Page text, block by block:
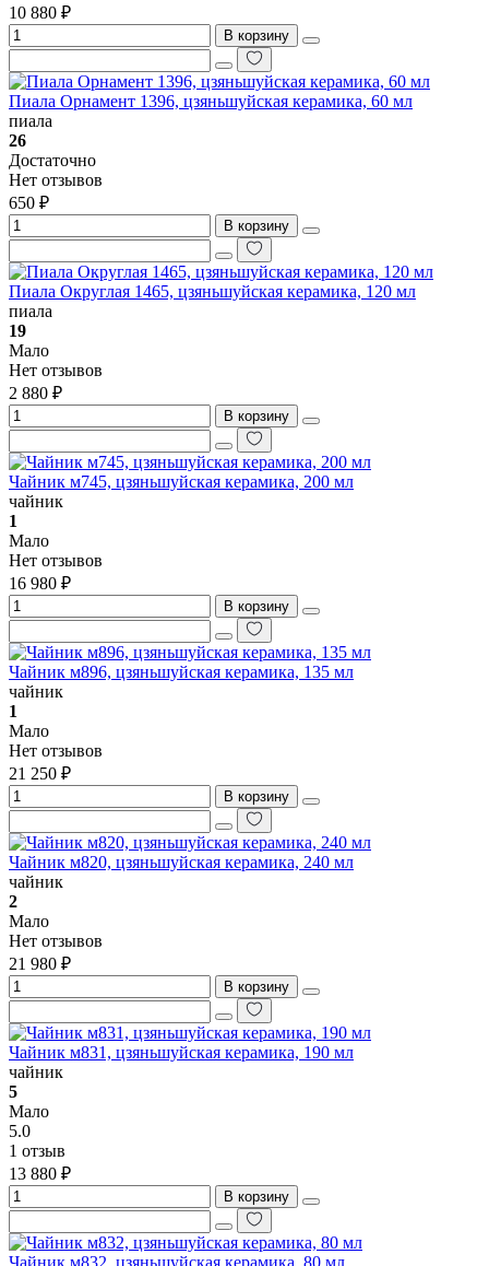
10 880 ₽
В корзину
Пиала Орнамент 1396, цзяньшуйская керамика, 60 мл
пиала
26
Достаточно
Нет отзывов
650 ₽
В корзину
Пиала Округлая 1465, цзяньшуйская керамика, 120 мл
пиала
19
Мало
Нет отзывов
2 880 ₽
В корзину
Чайник м745, цзяньшуйская керамика, 200 мл
чайник
1
Мало
Нет отзывов
16 980 ₽
В корзину
Чайник м896, цзяньшуйская керамика, 135 мл
чайник
1
Мало
Нет отзывов
21 250 ₽
В корзину
Чайник м820, цзяньшуйская керамика, 240 мл
чайник
2
Мало
Нет отзывов
21 980 ₽
В корзину
Чайник м831, цзяньшуйская керамика, 190 мл
чайник
5
Мало
5.0
1 отзыв
13 880 ₽
В корзину
Чайник м832, цзяньшуйская керамика, 80 мл